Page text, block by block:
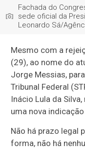
Fachada do
sede oficial da
Leonardo Sá/
Mesmo com a
(29), ao nome do
Jorge Messias,
Tribunal Federal
Inácio Lula da
uma nova
Não há prazo legal
forma, não há